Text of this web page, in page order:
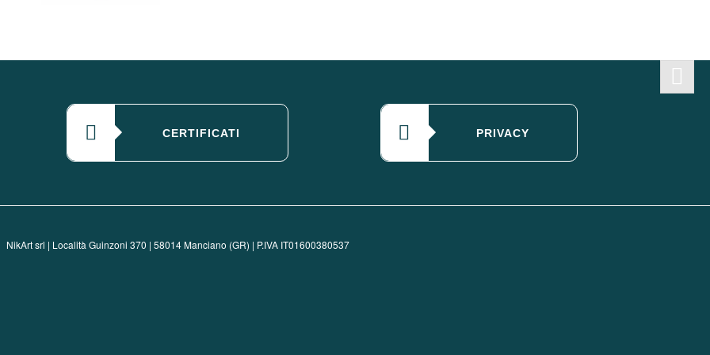
CERTIFICATI PRIVACY
NikArt srl | Località Guinzoni 370 | 58014 Manciano (GR) | P.IVA IT01600380537